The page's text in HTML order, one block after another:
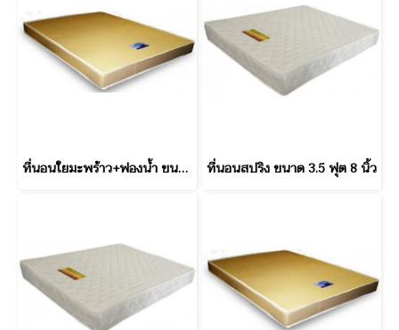
ที่นอนใยมะพร้าว+ฟองน้ำ ขนาด 6 ฟุต 6 นิ้ว ที่นอนสปริง ขนาด 3.5 ฟุต 8 นิ้ว